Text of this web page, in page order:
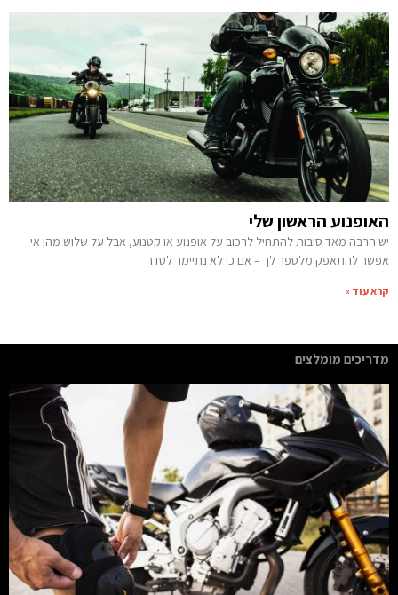
האופנוע הראשון שלי
יש הרבה מאד סיבות להתחיל לרכוב על אופנוע או קטנוע, אבל על שלוש מהן אי
אפשר להתאפק מלספר לך – אם כי לא נתיימר לסדר
קרא עוד »
מדריכים מומלצים